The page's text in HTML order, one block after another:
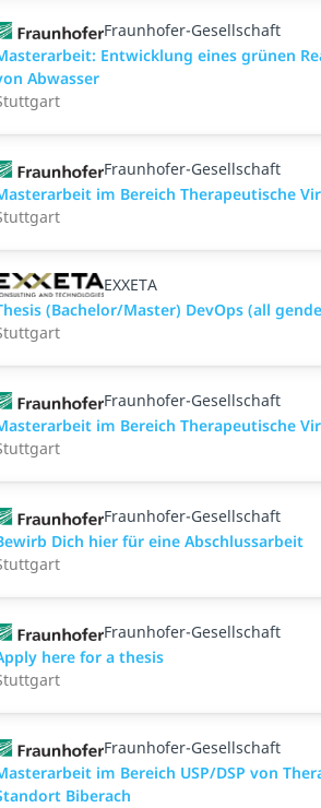
Fraunhofer-Gesellschaft
Entwicklung eines grünen
Abwasser
Fraunhofer-Gesellschaft
im Bereich Therapeutische
EXXETA
(Bachelor/Master) DevOps (all
Fraunhofer-Gesellschaft
im Bereich Therapeutische
Fraunhofer-Gesellschaft
Dich hier für eine Abschlussarbeit
Fraunhofer-Gesellschaft
here for a thesis
Fraunhofer-Gesellschaft
im Bereich USP/DSP von
Biberach